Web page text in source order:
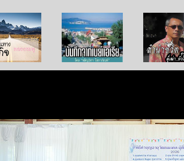
เมื่อบ่ายวันอาทิตย์ที่ 22 มีนาคม ที่ผ่านมา ได้มีการประชุม
สงฆ์และคณะกรรมการจัดงานเทศกาลสงกรานต์วันขึ้นปีให
เป็นครั้งสุดท้าย ซึ่งงานเทศกาลสงกรานต์วัดไทยฯ ปีนี้ กำหน